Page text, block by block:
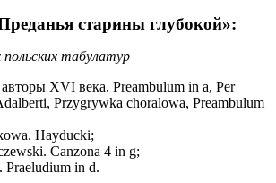
старины глубокой»:
табулатур
XVI века. Preambulum in a, Per
Przygrywka choralowa, Preambulum
Hayducki;
Canzona 4 in g;
Praeludium in d.